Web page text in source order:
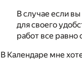
В случае если
для своего
работ все равно
В Календаре мне